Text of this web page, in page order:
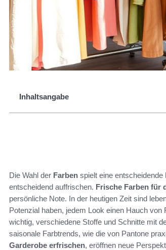
Inhaltsangabe
Die Wahl der Farben spielt eine
entscheidend auffrischen. Frische Farben für
persönliche Note. In der heutigen Zeit sind
Potenzial haben, jedem Look einen Hauch
wichtig, verschiedene Stoffe und Schnitte mit
saisonale Farbtrends, wie die von Pantone
Garderobe erfrischen, eröffnen neue